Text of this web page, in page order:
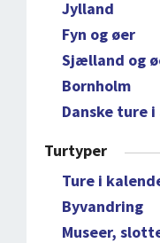
Jylland
Fyn og øer
Sjælland og
Bornholm
Danske ture
Turtyper
Ture i
Byvandring
Museer,